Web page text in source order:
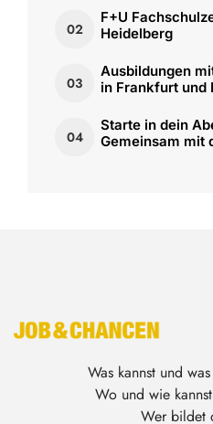
02
F+U
Heidelberg
03
Ausbildungen
in Frankfurt und
04
Starte in dein
Gemeinsam mit
Was kannst und
Wo und wie
Wer bildet